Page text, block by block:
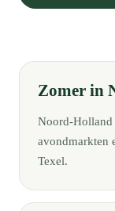
Zomer in
Noord-
avondmarkten
Texel.